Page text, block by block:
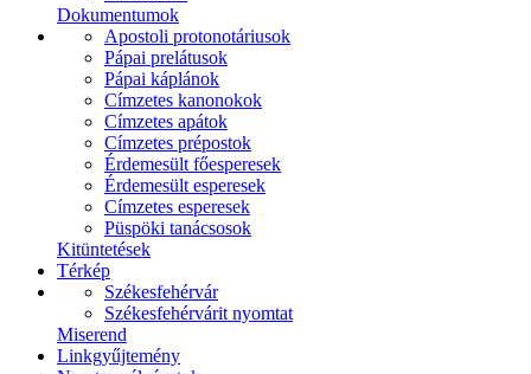
Dokumentumok
Apostoli protonotáriusok
Pápai prelátusok
Pápai káplánok
Címzetes kanonokok
Címzetes apátok
Címzetes prépostok
Érdemesült főesperesek
Érdemesült esperesek
Címzetes esperesek
Püspöki tanácsosok
Kitüntetések
Térkép
Székesfehérvár
Székesfehérvárit nyomtat
Miserend
Linkgyűjtemény